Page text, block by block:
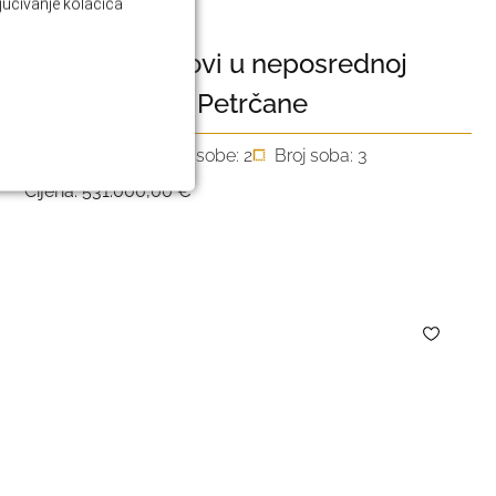
Moderni stanovi u neposrednoj
blizini mora – Petrčane
Spavaće sobe: 2
Broj soba: 3
Cijena:531.000,00 €
kolačića